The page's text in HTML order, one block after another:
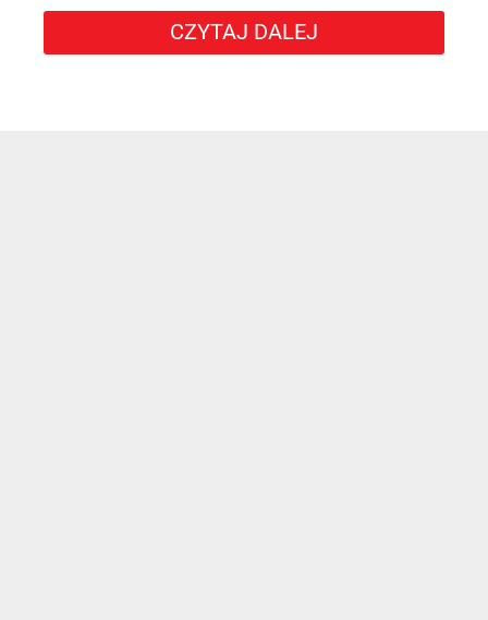
CZYTAJ DALEJ